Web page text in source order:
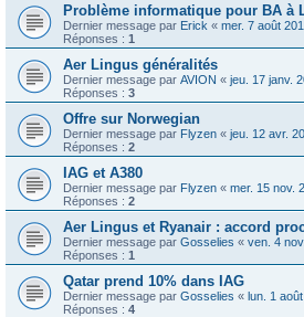
Problème informatique pour BA à
Dernier message par Erick « mer. 7 août
Réponses : 1
Aer Lingus généralités
Dernier message par AVION « jeu. 17 janv.
Réponses : 3
Offre sur Norwegian
Dernier message par Flyzen « jeu. 12 avr.
Réponses : 2
IAG et A380
Dernier message par Flyzen « mer. 15 nov.
Réponses : 2
Aer Lingus et Ryanair : accord
Dernier message par Gosselies « ven. 4
Réponses : 1
Qatar prend 10% dans IAG
Dernier message par Gosselies « lun. 1
Réponses : 4